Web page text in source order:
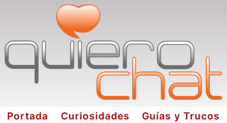
Portada Curiosidades
Guías y Trucos